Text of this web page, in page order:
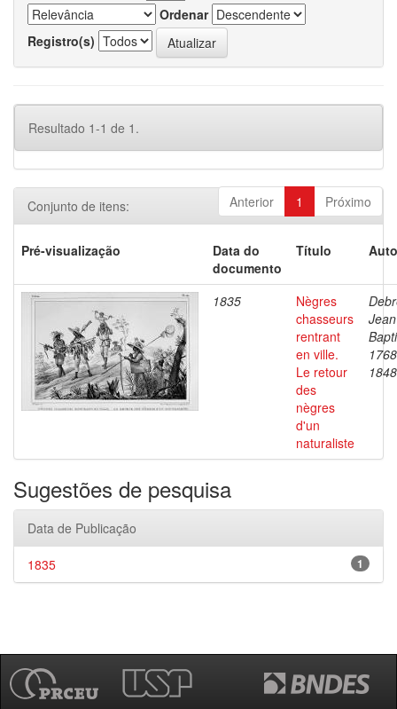
Ordenar
Registro(s)
Resultado 1-1 de 1.
Anterior 1 Próximo
Conjunto de itens:
Pré-visualização
Data do
documento
Título
1835
Nègres
chasseurs
rentrant
en ville.
Le retour
des
nègres
d'un
naturaliste
Jean
1848
Sugestões de pesquisa
Data de Publicação
1
1835